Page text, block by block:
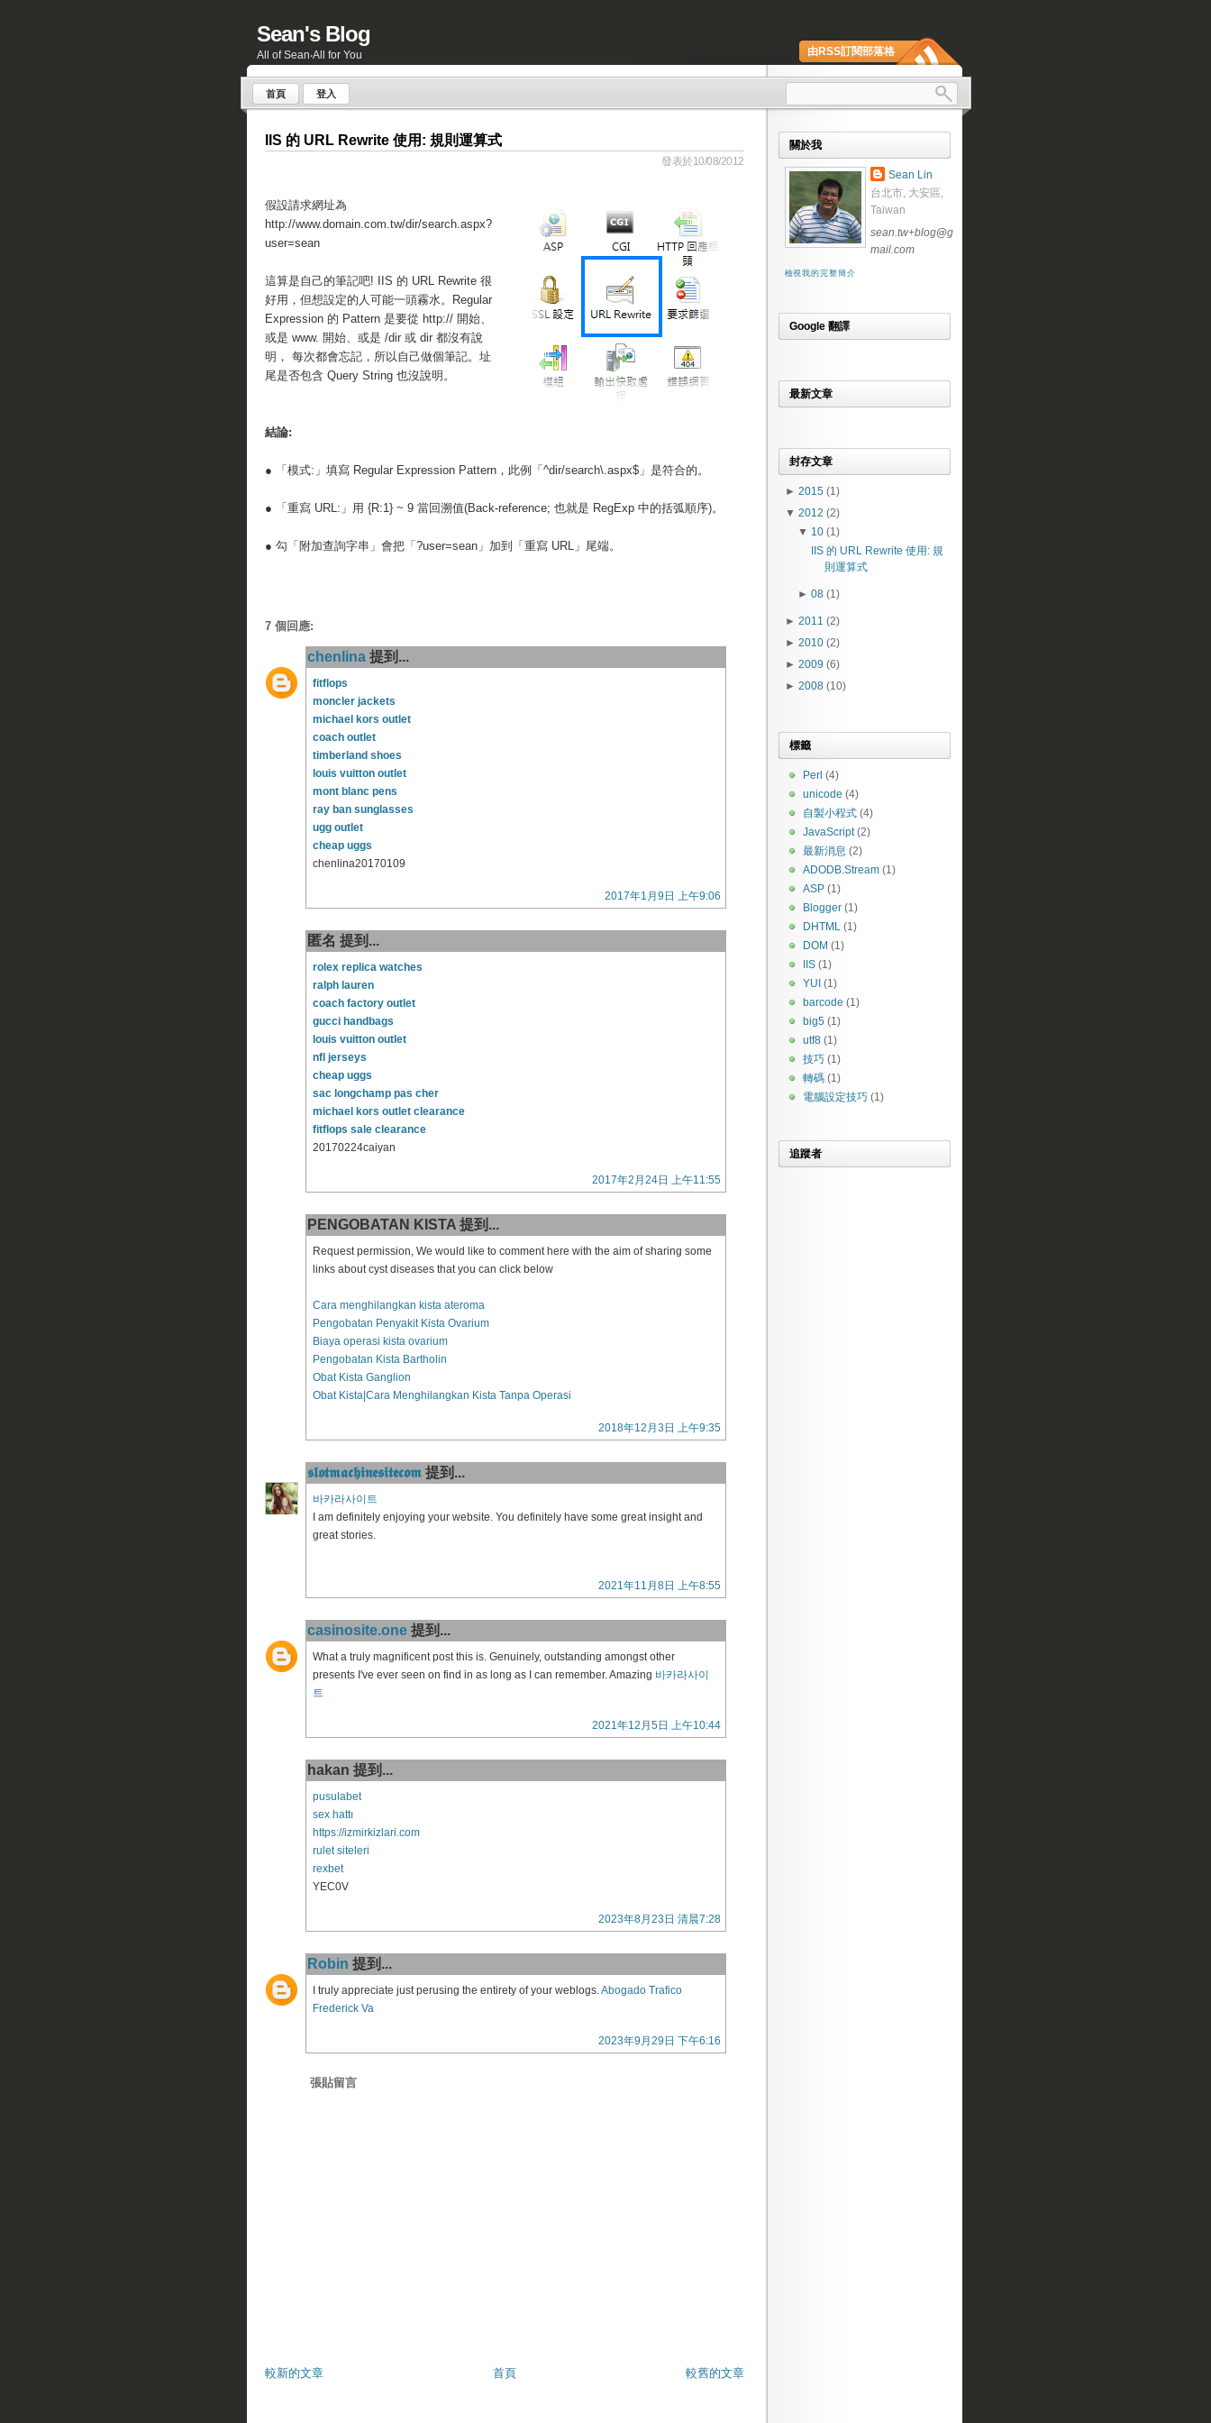
由RSS訂閱部落格
首頁 登入
Sean's Blog
All of Sean‧All for You
IIS 的 URL Rewrite 使用: 規則運算式
發表於10/08/2012
假設請求網址為
http://www.domain.com.tw/dir/search.aspx?
user=sean
這算是自己的筆記吧! IIS 的 URL Rewrite 很
好用，但想設定的人可能一頭霧水。Regular
Expression 的 Pattern 是要從 http:// 開始、
或是 www. 開始、或是 /dir 或 dir 都沒有說
明， 每次都會忘記，所以自己做個筆記。址
尾是否包含 Query String 也沒說明。
結論:
● 「模式:」填寫 Regular Expression Pattern，此例「^dir/search\.aspx$」是符合的。
● 「重寫 URL:」用 {R:1} ~ 9 當回溯值(Back-reference; 也就是 RegExp 中的括弧順序)。
● 勾「附加查詢字串」會把「?user=sean」加到「重寫 URL」尾端。
7 個回應:
chenlina提到...
fitflops
moncler jackets
michael kors outlet
coach outlet
timberland shoes
louis vuitton outlet
mont blanc pens
ray ban sunglasses
ugg outlet
cheap uggs
chenlina20170109
2017年1月9日 上午9:06
匿名 提到...
rolex replica watches
ralph lauren
coach factory outlet
gucci handbags
louis vuitton outlet
nfl jerseys
cheap uggs
sac longchamp pas cher
michael kors outlet clearance
fitflops sale clearance
20170224caiyan
2017年2月24日 上午11:55
PENGOBATAN KISTA 提到...
Request permission, We would like to comment here with the aim of sharing some
links about cyst diseases that you can click below
Cara menghilangkan kista ateroma
Pengobatan Penyakit Kista Ovarium
Biaya operasi kista ovarium
Pengobatan Kista Bartholin
Obat Kista Ganglion
Obat Kista|Cara Menghilangkan Kista Tanpa Operasi
2018年12月3日 上午9:35
𝖘𝖑𝖔𝖙𝖒𝖆𝖈𝖍𝖎𝖓𝖊𝖘𝖎𝖙𝖊𝖈𝖔𝖒提到...
바카라사이트
I am definitely enjoying your website. You definitely have some great insight and
great stories.
2021年11月8日 上午8:55
casinosite.one提到...
What a truly magnificent post this is. Genuinely, outstanding amongst other
presents I've ever seen on find in as long as I can remember. Amazing 바카라사이
트
2021年12月5日 上午10:44
hakan 提到...
pusulabet
sex hattı
https://izmirkizlari.com
rulet siteleri
rexbet
YEC0V
2023年8月23日 清晨7:28
Robin 提到...
I truly appreciate just perusing the entirety of your weblogs. Abogado Trafico
Frederick Va
2023年9月29日 下午6:16
張貼留言
較新的文章 較舊的文章
首頁
關於我
Sean Lin
台北市, 大安區,
Taiwan
sean.tw+blog@g
mail.com
檢視我的完整簡介
Google 翻譯
最新文章
封存文章
► 2015 (1)
▼ 2012 (2)
▼ 10 (1)
IIS 的 URL Rewrite 使用: 規
則運算式
► 08 (1)
► 2011 (2)
► 2010 (2)
► 2009 (6)
► 2008 (10)
標籤
Perl (4)
unicode (4)
自製小程式 (4)
JavaScript (2)
最新消息 (2)
ADODB.Stream (1)
ASP (1)
Blogger (1)
DHTML (1)
DOM (1)
IIS (1)
YUI (1)
barcode (1)
big5 (1)
utf8 (1)
技巧 (1)
轉碼 (1)
電腦設定技巧 (1)
追蹤者